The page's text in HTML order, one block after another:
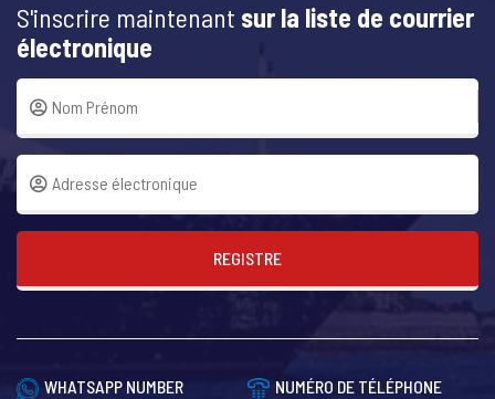
S'inscrire maintenant sur la liste de courrier
électronique
REGISTRE
WHATSAPP NUMBER NUMÉRO DE TÉLÉPHONE